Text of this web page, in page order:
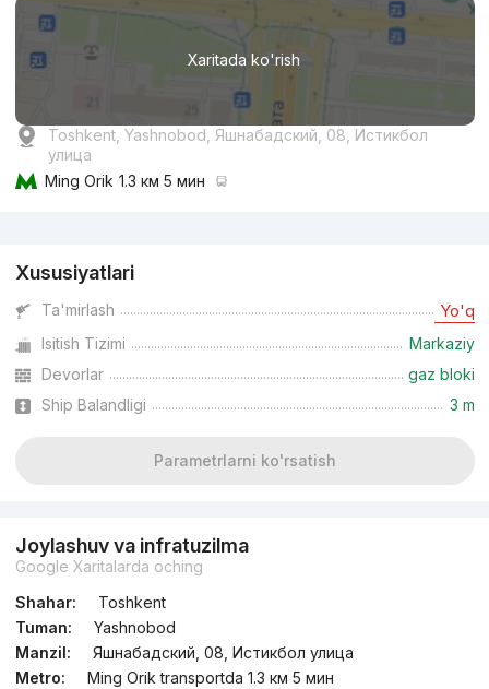
Xaritada ko'rish
Toshkent, Yashnobod, Яшнабадский, 08, Истикбол
улица
Ming Orik 1.3 км 5 мин
Xususiyatlari
Ta'mirlash Yo'q
Isitish Tizimi
Markaziy
Devorlar
gaz bloki
Ship Balandligi
3 m
Parametrlarni ko'rsatish
Joylashuv va infratuzilma
Google Xaritalarda oching
Shahar:
Toshkent
Tuman:
Yashnobod
Manzil:
Яшнабадский, 08, Истикбол улица
Metro:
Ming Orik transportda 1.3 км 5 мин